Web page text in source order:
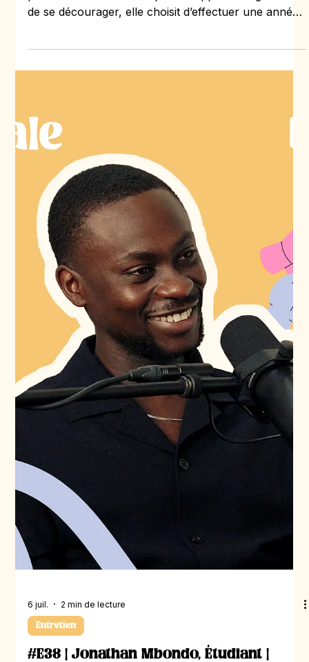
13 juil. 2 min de lecture
Entretien
#E39 | Patricia Cardoso, Responsable
formation professionnelle | Employée
de commerce CFC orientation fiduciaire
À la fin de sa scolarité obligatoire, Patricia ne trouve
pas immédiatement une place d’apprentissage. Loin
de se décourager, elle choisit d’effectuer une année
de transition qu’elle met pleinement à profit pour
découvrir différents métiers. Elle réalise plusieurs
stages dans la vente, la coiffure ou encore le
commerce. C’est finalement un peu par hasard
qu’elle pousse la porte d’une fiduciaire à la
recherche d’un stage d’employée de commerce. Elle
y découvre un environnement